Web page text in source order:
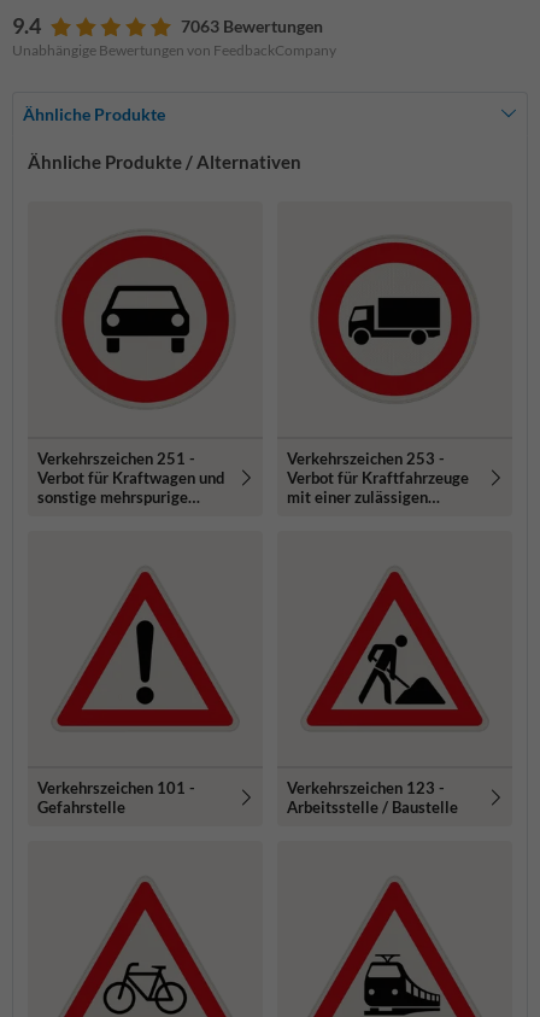
9.4 7063 Bewertungen
Unabhängige Bewertungen von FeedbackCompany
Ähnliche Produkte
Ähnliche Produkte / Alternativen
Verkehrszeichen 251 -
Verbot für Kraftwagen und
sonstige mehrspurige
Verkehrszeichen 253 -
Verbot für Kraftfahrzeuge
mit einer zulässigen
Verkehrszeichen 101 -
Gefahrstelle
Verkehrszeichen 123 -
Arbeitsstelle / Baustelle